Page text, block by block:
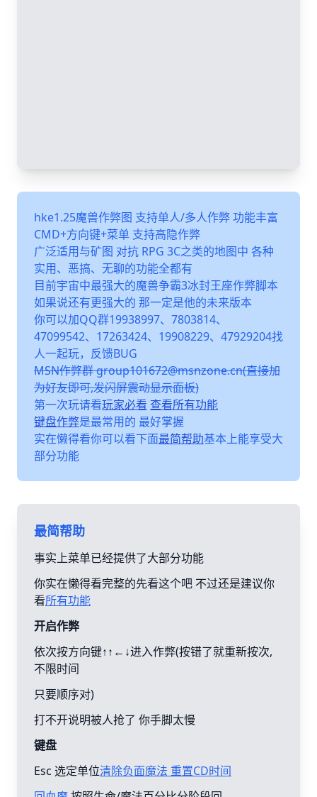
hke1.25魔兽作弊图 支持单人/多人作弊 功能丰富
CMD+方向键+菜单 支持高隐作弊
广泛适用与矿图 对抗 RPG 3C之类的地图中 各种
实用、恶搞、无聊的功能全都有
目前宇宙中最强大的魔兽争霸3冰封王座作弊脚本
如果说还有更强大的 那一定是他的未来版本
你可以加QQ群19938997、7803814、
47099542、17263424、19908229、47929204找
人一起玩，反馈BUG
MSN作弊群 group101672@msnzone.cn(直接加
为好友即可,发闪屏震动显示面板)
第一次玩请看玩家必看 查看所有功能
键盘作弊是最常用的 最好掌握
实在懒得看你可以看下面最简帮助基本上能享受大
部分功能
最简帮助
事实上菜单已经提供了大部分功能
你实在懒得看完整的先看这个吧 不过还是建议你
看所有功能
开启作弊
依次按方向键↑↑←↓进入作弊(按错了就重新按次,
不限时间
只要顺序对)
打不开说明被人抢了 你手脚太慢
键盘
Esc 选定单位清除负面魔法 重置CD时间